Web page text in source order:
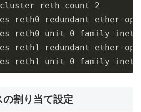
reth-count 2
reth0 redundant-ether-
reth0 unit 0 family inet
reth1 redundant-ether-
reth1 unit 0 family inet
の割り当て設定